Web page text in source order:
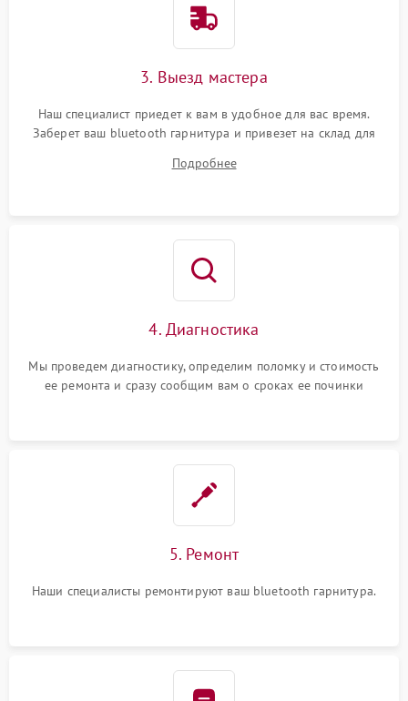
3. Выезд мастера
Наш специалист приедет к вам в удобное для вас время.
Заберет ваш bluetooth гарнитура и привезет на склад для
Подробнее
4. Диагностика
Мы проведем диагностику, определим поломку и стоимость
ее ремонта и сразу сообщим вам о сроках ее починки
5. Ремонт
Наши специалисты ремонтируют ваш bluetooth гарнитура.